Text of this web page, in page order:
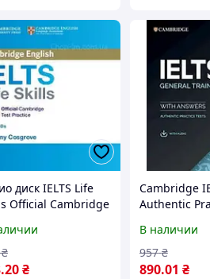
диск IELTS Life
Official Cambridge
.20₴
₴
Cambridge
Authentic
Student's
Answers and
Download
В наличии
890.01 ₴
957 ₴